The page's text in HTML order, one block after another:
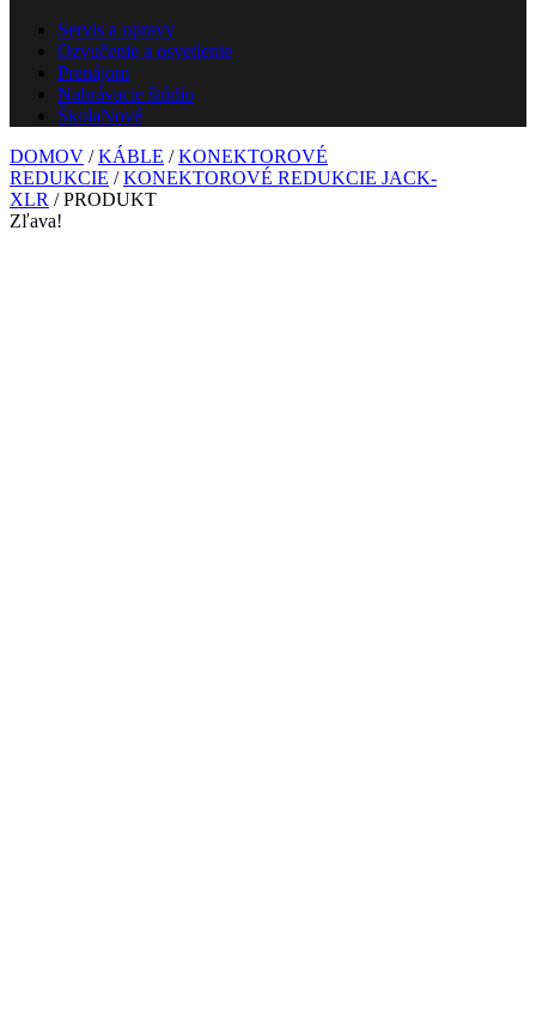
Servis a opravy
Ozvučenie a osvetlenie
Prenájom
Nahrávacie štúdio
ŠkolaNové
DOMOV /KÁBLE /KONEKTOROVÉ
REDUKCIE /KONEKTOROVÉ REDUKCIE JACK-
XLR / PRODUKT
Zľava!